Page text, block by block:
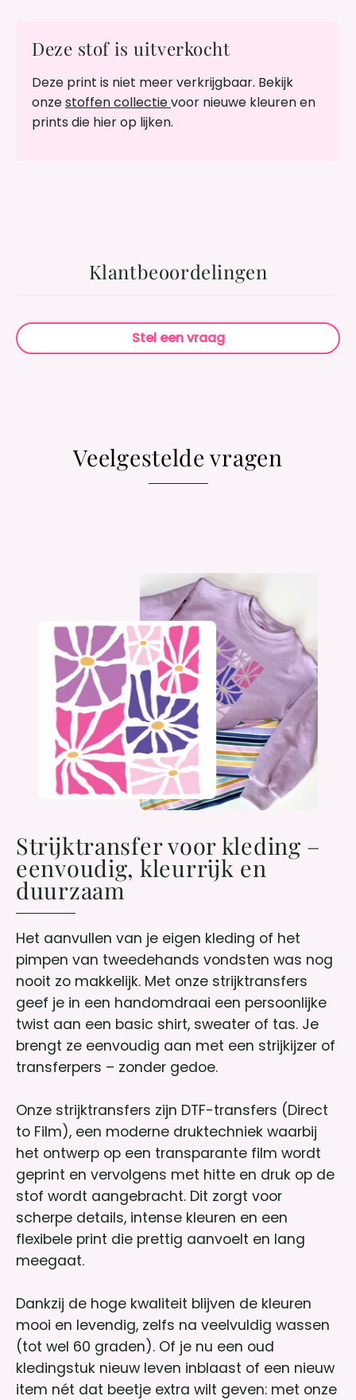
Deze stof is uitverkocht
Deze print is niet meer verkrijgbaar. Bekijk
onzestoffen collectievoor nieuwe kleuren en
prints die hier op lijken.
Klantbeoordelingen
Stel een vraag
Veelgestelde vragen
Strijktransfer voor kleding –
eenvoudig, kleurrijk en
duurzaam
Het aanvullen van je eigen kleding of het
pimpen van tweedehands vondsten was nog
nooit zo makkelijk. Met onze strijktransfers
geef je in een handomdraai een persoonlijke
twist aan een basic shirt, sweater of tas. Je
brengt ze eenvoudig aan met een strijkijzer of
transferpers – zonder gedoe.
Onze strijktransfers zijn DTF-transfers (Direct
to Film), een moderne druktechniek waarbij
het ontwerp op een transparante film wordt
geprint en vervolgens met hitte en druk op de
stof wordt aangebracht. Dit zorgt voor
scherpe details, intense kleuren en een
flexibele print die prettig aanvoelt en lang
meegaat.
Dankzij de hoge kwaliteit blijven de kleuren
mooi en levendig, zelfs na veelvuldig wassen
(tot wel 60 graden). Of je nu een oud
kledingstuk nieuw leven inblaast of een nieuw
item nét dat beetje extra wilt geven: met onze